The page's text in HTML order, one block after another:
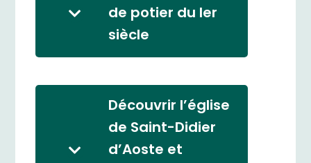
de potier du Ier
siècle
Découvrir l’église
de Saint-Didier
d’Aoste et